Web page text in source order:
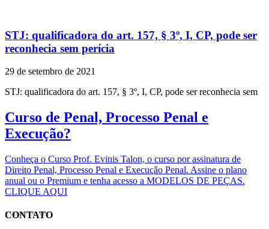
STJ: qualificadora do art. 157, § 3º, I, CP, pode ser
reconhecia sem perícia
29 de setembro de 2021
STJ: qualificadora do art. 157, § 3º, I, CP, pode ser reconhecia sem
Curso de Penal, Processo Penal e
Execução?
Conheça o Curso Prof. Evinis Talon, o curso por assinatura de
Direito Penal, Processo Penal e Execução Penal. Assine o plano
anual ou o Premium e tenha acesso a MODELOS DE PEÇAS.
CLIQUE AQUI
EVINIS TALON
CONTATO